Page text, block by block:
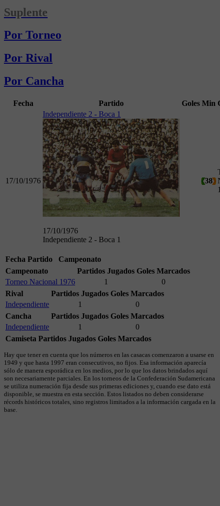
Suplente
Por Torneo
Por Rival
Por Cancha
Fecha Partido Goles Min
17/10/1976
Independiente 2 - Boca 1
17/10/1976
Independiente 2 - Boca 1
38
Fecha Partido
Campeonato
Campeonato
Partidos Jugados Goles Marcados
Torneo Nacional 1976
1
0
Rival
Partidos Jugados Goles Marcados
Independiente
1
0
Cancha
Partidos Jugados Goles Marcados
Independiente
1
0
Camiseta Partidos Jugados Goles Marcados
Hay que tener en cuenta que los números en las casacas comenzaron a usarse en
1949 y que hasta 1997 eran consecutivos, no fijos. Esa información aparecía
sólo de manera esporádica en los medios, por lo que los datos brindados aquí
son necesariamente parciales. En los torneos de la Confederación Sudamericana
se utiliza numeración fija desde sus primeras ediciones y, cuando ese dato está
disponible, se muestra en esta sección. Estos listados no deben considerarse
récords históricos totales, sino registros limitados a la información cargada en la
base.